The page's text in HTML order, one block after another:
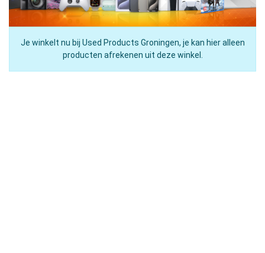
Je winkelt nu bij Used Products Groningen, je kan hier alleen
producten afrekenen uit deze winkel.